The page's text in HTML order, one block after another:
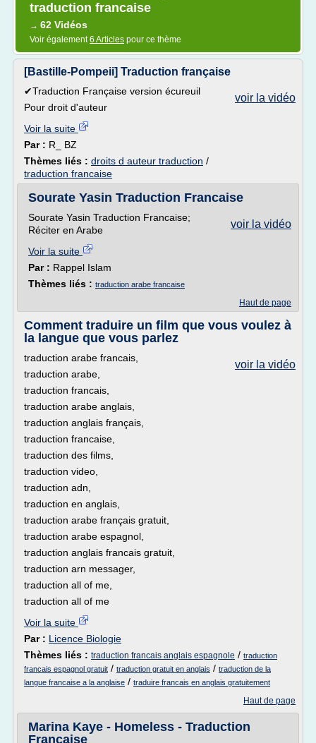
traduction francaise
→ 62 Vidéos
Voir également6 Articles pour ce thème
[Bastille-Pompeii] Traduction française
voir la vidéo
✔Traduction Française version écureuil
Pour droit d'auteur
Voir la suite
Par : R_ BZ
Thèmes liés : droits d auteur traduction /
traduction francaise
Sourate Yasin Traduction Francaise
voir la vidéo
Sourate Yasin Traduction Francaise;
Réciter en Arabe
Voir la suite
Par : Rappel Islam
Thèmes liés : traduction arabe francaise
Haut de page
Comment traduire un film que vous voulez à
la langue que vous parlez
voir la vidéo
traduction arabe francais,
traduction arabe,
traduction francais,
traduction arabe anglais,
traduction anglais français,
traduction francaise,
traduction des films,
traduction video,
traduction adn,
traduction en anglais,
traduction arabe français gratuit,
traduction arabe espagnol,
traduction anglais francais gratuit,
traduction arn messager,
traduction all of me,
traduction all of me
Voir la suite
Par : Licence Biologie
Thèmes liés : traduction francais anglais espagnole / traduction
francais espagnol gratuit / traduction gratuit en anglais / traduction de la
langue francaise a la anglaise / traduire francais en anglais gratuitement
Haut de page
Marina Kaye - Homeless - Traduction
Française